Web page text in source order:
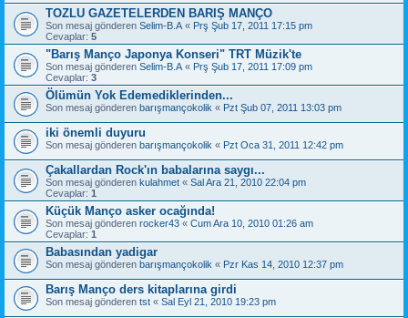
TOZLU GAZETELERDEN BARIŞ MANÇO
Son mesaj gönderen Selim-B.A « Prş Şub 17, 2011 17:15 pm
Cevaplar: 5
"Barış Manço Japonya Konseri" TRT Müzik'te
Son mesaj gönderen Selim-B.A « Prş Şub 17, 2011 17:09 pm
Cevaplar: 3
Ölümün Yok Edemediklerinden...
Son mesaj gönderen barışmançokolik « Pzt Şub 07, 2011 13:03 pm
iki önemli duyuru
Son mesaj gönderen barışmançokolik « Pzt Oca 31, 2011 12:42 pm
Çakallardan Rock'ın babalarına saygı...
Son mesaj gönderen kulahmet « Sal Ara 21, 2010 22:04 pm
Cevaplar: 1
Küçük Manço asker ocağında!
Son mesaj gönderen rocker43 « Cum Ara 10, 2010 01:26 am
Cevaplar: 1
Babasından yadigar
Son mesaj gönderen barışmançokolik « Pzr Kas 14, 2010 12:37 pm
Barış Manço ders kitaplarına girdi
Son mesaj gönderen tst « Sal Eyl 21, 2010 19:23 pm